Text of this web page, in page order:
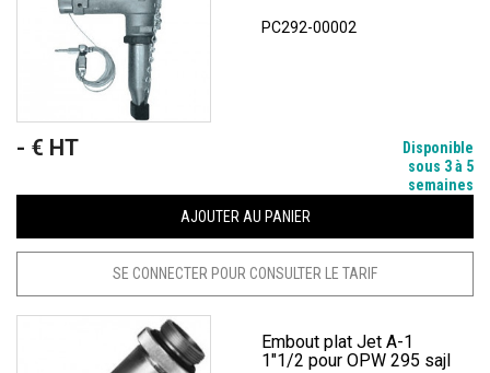
PC292-00002
Prix
- € HT
Disponible
sous 3 à 5
semaines
AJOUTER AU PANIER
SE CONNECTER POUR CONSULTER LE TARIF
Embout plat Jet A-1
1"1/2 pour OPW 295 sajl